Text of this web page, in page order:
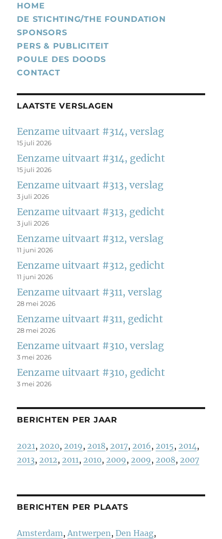
HOME
DE STICHTING/THE FOUNDATION
SPONSORS
PERS & PUBLICITEIT
POULE DES DOODS
CONTACT
LAATSTE VERSLAGEN
Eenzame uitvaart #314, verslag
15 juli 2026
Eenzame uitvaart #314, gedicht
15 juli 2026
Eenzame uitvaart #313, verslag
3 juli 2026
Eenzame uitvaart #313, gedicht
3 juli 2026
Eenzame uitvaart #312, verslag
11 juni 2026
Eenzame uitvaart #312, gedicht
11 juni 2026
Eenzame uitvaart #311, verslag
28 mei 2026
Eenzame uitvaart #311, gedicht
28 mei 2026
Eenzame uitvaart #310, verslag
3 mei 2026
Eenzame uitvaart #310, gedicht
3 mei 2026
BERICHTEN PER JAAR
2021, 2020, 2019, 2018, 2017, 2016, 2015, 2014,
2013, 2012, 2011, 2010, 2009, 2009, 2008, 2007
BERICHTEN PER PLAATS
Amsterdam,Antwerpen,Den Haag,